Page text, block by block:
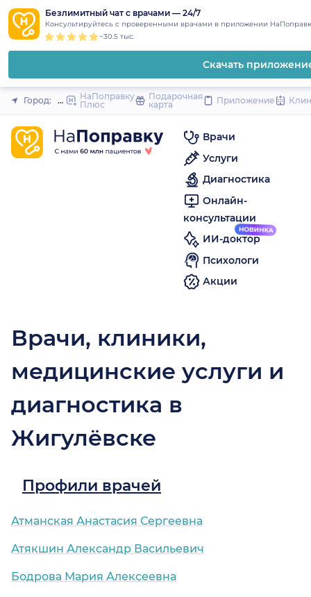
content
Безлимитный чат с врачами — 24/7
Консультируйтесь с проверенными врачами в приложении
~30.5 тыс.
Скачать
Закрыть
Город: ЖигулёвскНаПоправку
Плюс
Подарочная
карта
Приложение
Врачи
Услуги
Диагностика
Онлайн-
консультации
ИИ-доктор
Психологи
Акции
Врачи, клиники,
медицинские услуги и
диагностика в
Жигулёвске
Профили врачей
Атманская Анастасия Сергеевна
Атякшин Александр Васильевич
Бодрова Мария Алексеевна